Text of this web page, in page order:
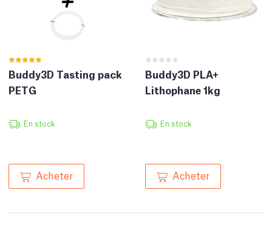
Buddy3D Tasting pack
PETG
En stock
Acheter
Buddy3D PLA+
Lithophane 1kg
En stock
Acheter